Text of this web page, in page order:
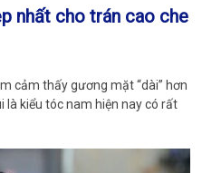
nhất cho trán cao che
cảm thấy gương mặt “dài” hơn
là kiểu tóc nam hiện nay có rất